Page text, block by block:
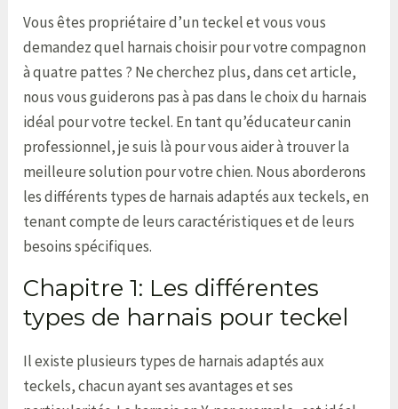
Vous êtes propriétaire d’un teckel et vous vous
demandez quel harnais choisir pour votre compagnon
à quatre pattes ? Ne cherchez plus, dans cet article,
nous vous guiderons pas à pas dans le choix du harnais
idéal pour votre teckel. En tant qu’éducateur canin
professionnel, je suis là pour vous aider à trouver la
meilleure solution pour votre chien. Nous aborderons
les différents types de harnais adaptés aux teckels, en
tenant compte de leurs caractéristiques et de leurs
besoins spécifiques.
Chapitre 1: Les différentes
types de harnais pour teckel
Il existe plusieurs types de harnais adaptés aux
teckels, chacun ayant ses avantages et ses